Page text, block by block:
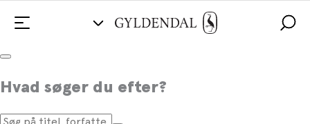
Hvad søger du efter?
Først når jeg siger til